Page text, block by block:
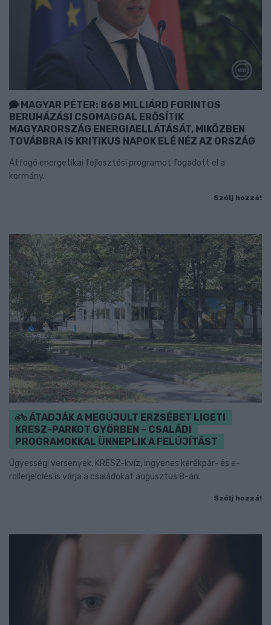
MAGYAR PÉTER: 868 MILLIÁRD FORINTOS
BERUHÁZÁSI CSOMAGGAL ERŐSÍTIK
MAGYARORSZÁG ENERGIAELLÁTÁSÁT, MIKÖZBEN
TOVÁBBRA IS KRITIKUS NAPOK ELÉ NÉZ AZ ORSZÁG
Átfogó energetikai fejlesztési programot fogadott el a
kormány.
Szólj hozzá!
ÁTADJÁK A MEGÚJULT ERZSÉBET LIGETI
KRESZ-PARKOT GYŐRBEN – CSALÁDI
PROGRAMOKKAL ÜNNEPLIK A FELÚJÍTÁST
Ügyességi versenyek, KRESZ-kvíz, ingyenes kerékpár- és e-
rollerjelölés is várja a családokat augusztus 8-án.
Szólj hozzá!